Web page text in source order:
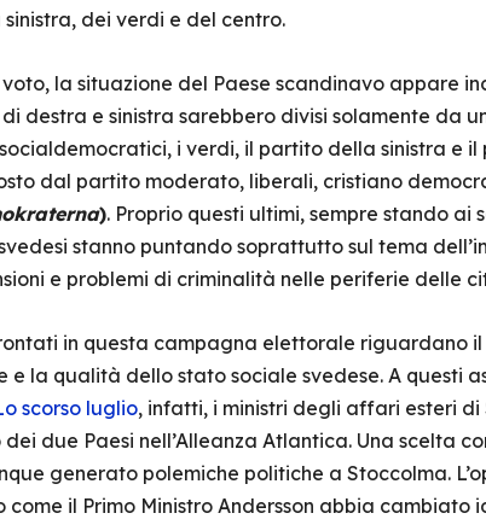
dei verdi e del centro.
la situazione del Paese scandinavo appare
destra e sinistra sarebbero divisi solamente da
i verdi, il partito della sinistra e
dal partito moderato, liberali, cristiano
). Proprio questi ultimi, sempre stando
stanno puntando soprattutto sul tema
e problemi di criminalità nelle periferie delle
in questa campagna elettorale riguardano il
e la qualità dello stato sociale svedese. A questi
scorso luglio, infatti, i ministri degli affari esteri
dei due Paesi nell’Alleanza Atlantica. Una scelta
generato polemiche politiche a Stoccolma.
come il Primo Ministro Andersson abbia cambiato